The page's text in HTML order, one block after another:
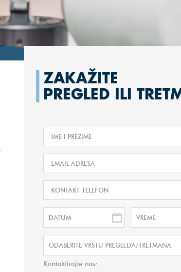
ZAKAŽITE
PREGLED ILI
VREME
ODABERITE VRSTU PREGLEDA/TRETMANA
Kontaktirajte nas: